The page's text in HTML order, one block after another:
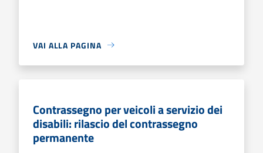
VAI ALLA PAGINA
Contrassegno per veicoli a servizio dei
disabili: rilascio del contrassegno
permanente